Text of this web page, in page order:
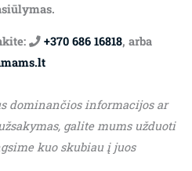
+370 686 16818, arba
dominančios informacijos ar
galite mums užduoti
kuo skubiau į juos